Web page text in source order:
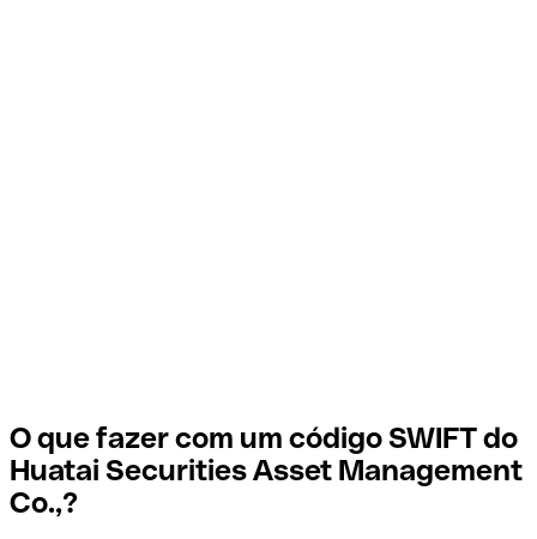
O que fazer com um código SWIFT do
Huatai Securities Asset Management
Co.,?